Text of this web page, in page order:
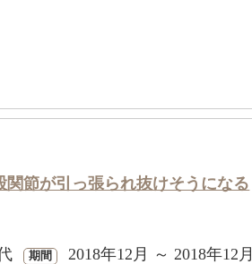
節が引っ張られ抜けそうになる
期間 2018年12月 ～ 2018年12月